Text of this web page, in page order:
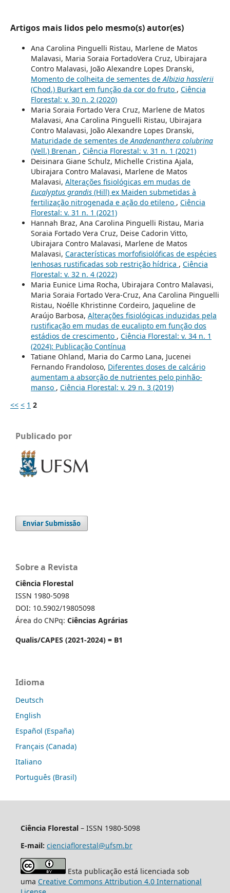
Artigos mais lidos pelo mesmo(s) autor(es)
Ana Carolina Pinguelli Ristau, Marlene de Matos
Malavasi, Maria Soraia FortadoVera Cruz, Ubirajara
Contro Malavasi, João Alexandre Lopes Dranski,
Momento de colheita de sementes deAlbizia hasslerii
(Chod.) Burkart em função da cor do fruto , Ciência
Florestal: v. 30 n. 2 (2020)
Maria Soraia Fortado Vera Cruz, Marlene de Matos
Malavasi, Ana Carolina Pinguelli Ristau, Ubirajara
Contro Malavasi, João Alexandre Lopes Dranski,
Maturidade de sementes deAnadenanthera colubrina
(Vell.) Brenan , Ciência Florestal: v. 31 n. 1 (2021)
Deisinara Giane Schulz, Michelle Cristina Ajala,
Ubirajara Contro Malavasi, Marlene de Matos
Malavasi, Alterações fisiológicas em mudas de
Eucalyptus grandis(Hill) ex Maiden submetidas à
fertilização nitrogenada e ação do etileno , Ciência
Florestal: v. 31 n. 1 (2021)
Hannah Braz, Ana Carolina Pinguelli Ristau, Maria
Soraia Fortado Vera Cruz, Deise Cadorin Vitto,
Ubirajara Contro Malavasi, Marlene de Matos
Malavasi, Características morfofisiolóficas de espécies
lenhosas rustificadas sob restrição hídrica , Ciência
Florestal: v. 32 n. 4 (2022)
Maria Eunice Lima Rocha, Ubirajara Contro Malavasi,
Maria Soraia Fortado Vera-Cruz, Ana Carolina Pinguelli
Ristau, Noélle Khristinne Cordeiro, Jaqueline de
Araújo Barbosa, Alterações fisiológicas induzidas pela
rustificação em mudas de eucalipto em função dos
estádios de crescimento , Ciência Florestal: v. 34 n. 1
(2024): Publicação Contínua
Tatiane Ohland, Maria do Carmo Lana, Jucenei
Fernando Frandoloso, Diferentes doses de calcário
aumentam a absorção de nutrientes pelo pinhão-
manso , Ciência Florestal: v. 29 n. 3 (2019)
<< < 1 2
Publicado por
Enviar Submissão
Sobre a Revista
Ciência Florestal
ISSN 1980-5098
DOI: 10.5902/19805098
Área do CNPq: Ciências Agrárias
Qualis/CAPES (2021-2024) = B1
Idioma
Deutsch
English
Español (España)
Français (Canada)
Italiano
Português (Brasil)
Ciência Florestal– ISSN 1980-5098
E-mail: cienciaflorestal@ufsm.br
Esta publicação está licenciada sob
uma Creative Commons Attribution 4.0 International